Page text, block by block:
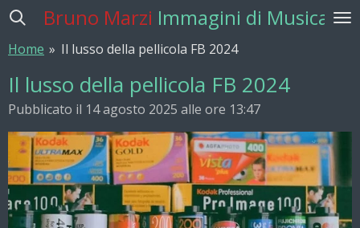
Vai
contenuto
principale
Bruno Marzi Immagini di Musica
Home » Il lusso della pellicola FB 2024
Il lusso della pellicola FB 2024
Pubblicato il 14 agosto 2025 alle ore 13:47